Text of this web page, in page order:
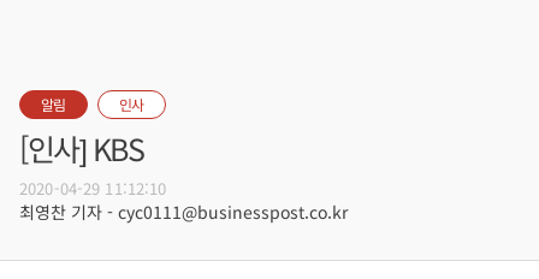
알림 인사
[인사] KBS
2020-04-29 11:12:10
최영찬 기자 - cyc0111@businesspost.co.kr